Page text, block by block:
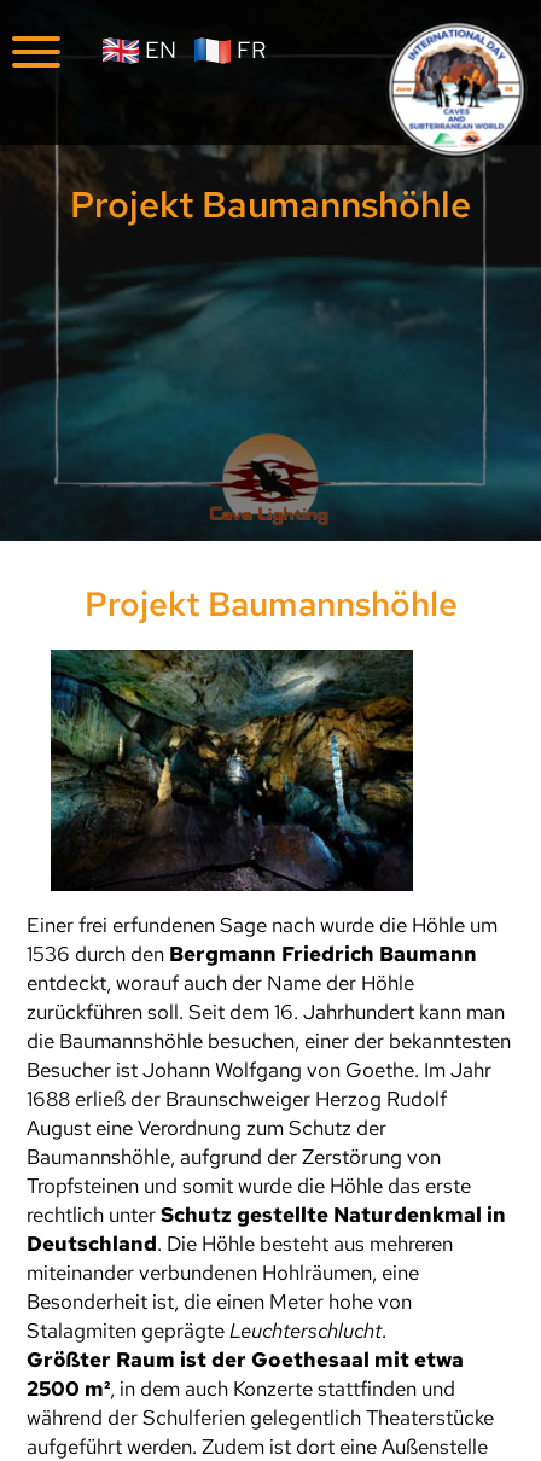
EN FR
Projekt Baumannshöhle
Projekt Baumannshöhle
Einer frei erfundenen Sage nach wurde die Höhle um
1536 durch den Bergmann Friedrich Baumann
entdeckt, worauf auch der Name der Höhle
zurückführen soll. Seit dem 16. Jahrhundert kann man
die Baumannshöhle besuchen, einer der bekanntesten
Besucher ist Johann Wolfgang von Goethe. Im Jahr
1688 erließ der Braunschweiger Herzog Rudolf
August eine Verordnung zum Schutz der
Baumannshöhle, aufgrund der Zerstörung von
Tropfsteinen und somit wurde die Höhle das erste
rechtlich unterSchutz gestellte Naturdenkmal in
Deutschland. Die Höhle besteht aus mehreren
miteinander verbundenen Hohlräumen, eine
Besonderheit ist, die einen Meter hohe von
Stalagmiten geprägteLeuchterschlucht.
Größter Raum ist der Goethesaal mit etwa
2500 m², in dem auch Konzerte stattfinden und
während der Schulferien gelegentlich Theaterstücke
aufgeführt werden. Zudem ist dort eine Außenstelle